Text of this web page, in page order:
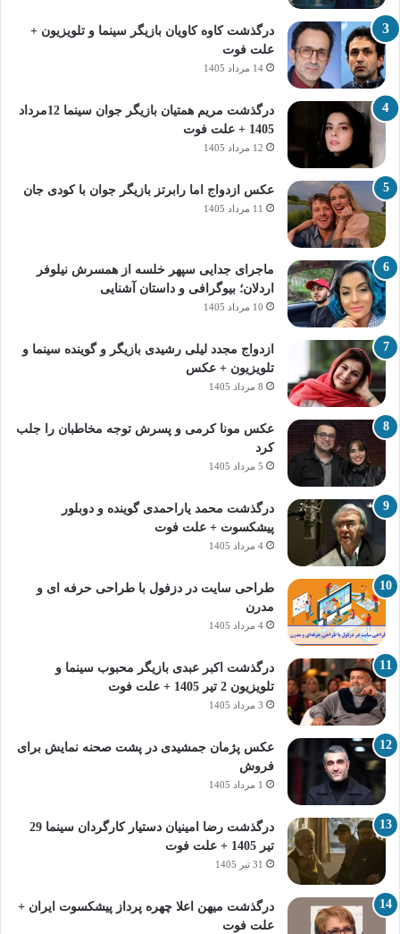
درگذشت کاوه کاویان بازیگر سینما و تلویزیون +
علت فوت
14 مرداد 1405
درگذشت مریم همتیان بازیگر جوان سینما 12مرداد
1405 + علت فوت
12 مرداد 1405
عکس ازدواج اما رابرتز بازیگر جوان با کودی جان
11 مرداد 1405
ماجرای جدایی سپهر خلسه از همسرش نیلوفر
اردلان؛ بیوگرافی و داستان آشنایی
10 مرداد 1405
ازدواج مجدد لیلی رشیدی بازیگر و گوینده سینما و
تلویزیون + عکس
8 مرداد 1405
عکس مونا کرمی و پسرش توجه مخاطبان را جلب
کرد
5 مرداد 1405
درگذشت محمد یاراحمدی گوینده و دوبلور
پیشکسوت + علت فوت
4 مرداد 1405
طراحی سایت در دزفول با طراحی حرفه‌ ای و
مدرن
4 مرداد 1405
درگذشت اکبر عبدی بازیگر محبوب سینما و
تلویزیون 2 تیر 1405 + علت فوت
3 مرداد 1405
عکس پژمان جمشیدی در پشت صحنه نمایش برای
فروش
1 مرداد 1405
درگذشت رضا امینیان دستیار کارگردان سینما 29
تیر 1405 + علت فوت
31 تیر 1405
درگذشت میهن اعلا چهره پرداز پیشکسوت ایران +
علت فوت